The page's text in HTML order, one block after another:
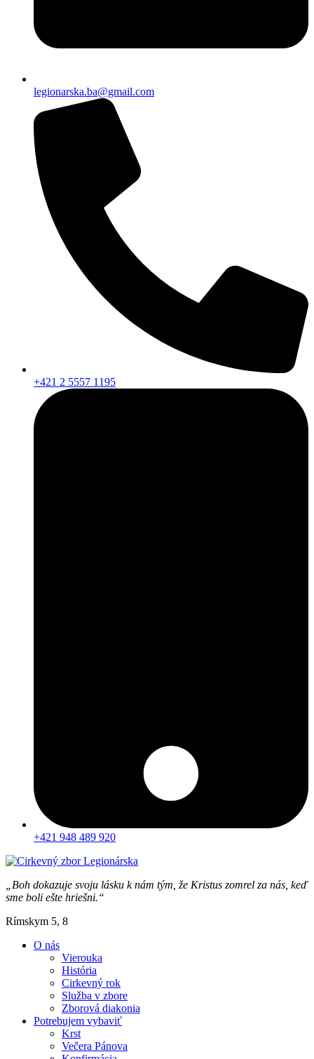
legionarska.ba@gmail.com
+421 2 5557 1195
+421 948 489 920
„Boh dokazuje svoju lásku k nám tým, že Kristus zomrel za nás, keď
sme boli ešte hriešni.“
Rímskym 5, 8
O nás
Vierouka
História
Cirkevný rok
Služba v zbore
Zborová diakonia
Potrebujem vybaviť
Krst
Večera Pánova